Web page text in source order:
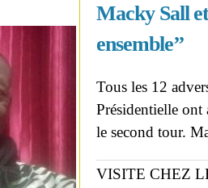
Macky Sall
ensemble’’
Tous les 12
Présidentielle ont
le second tour.
VISITE CHEZ